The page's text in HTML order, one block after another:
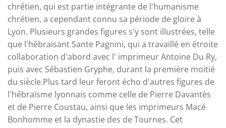
chrétien, qui est partie intégrante de l'humanisme
chrétien, a cependant connu sa période de gloire à
Lyon. Plusieurs grandes figures s'y sont illustrées, telle
que l'hébraïsant Sante Pagnini, qui a travaillé en étroite
collaboration d'abord avec l' imprimeur Antoine Du Ry,
puis avec Sébastien Gryphe, durant la première moitié
du siècle.Plus tard leur feront écho d'autres figures de
l'hébraïsme lyonnais comme celle de Pierre Davantès
et de Pierre Coustau, ainsi que les imprimeurs Macé
Bonhomme et la dynastie des de Tournes. Cet